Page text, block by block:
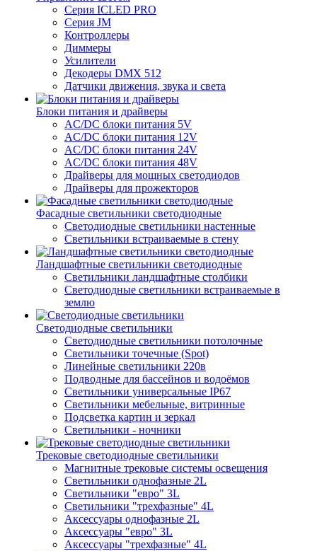
Серия ICLED PRO
Серия JM
Контроллеры
Диммеры
Усилители
Декодеры DMX 512
Датчики движения, звука и света
Блоки питания и драйверы
AC/DC блоки питания 5V
AC/DC блоки питания 12V
AC/DC блоки питания 24V
AC/DC блоки питания 48V
Драйверы для мощных светодиодов
Драйверы для прожекторов
Фасадные светильники светодиодные
Светодиодные светильники настенные
Светильники встраиваемые в стену
Ландшафтные светильники светодиодные
Светильники ландшафтные столбики
Светодиодные светильники встраиваемые в
землю
Светодиодные светильники
Светодиодные светильники потолочные
Светильники точечные (Spot)
Линейные светильники 220в
Подводные для бассейнов и водоёмов
Светильники универсальные IP67
Светильники мебельные, витринные
Подсветка картин и зеркал
Светильники - ночники
Трековые светодиодные светильники
Магнитные трековые системы освещения
Светильники однофазные 2L
Светильники "евро" 3L
Светильники "трехфазные" 4L
Аксессуары однофазные 2L
Аксессуары "евро" 3L
Аксессуары "трехфазные" 4L